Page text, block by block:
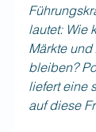
lautet: Wie
Märkte
bleiben?
liefert eine
auf diese